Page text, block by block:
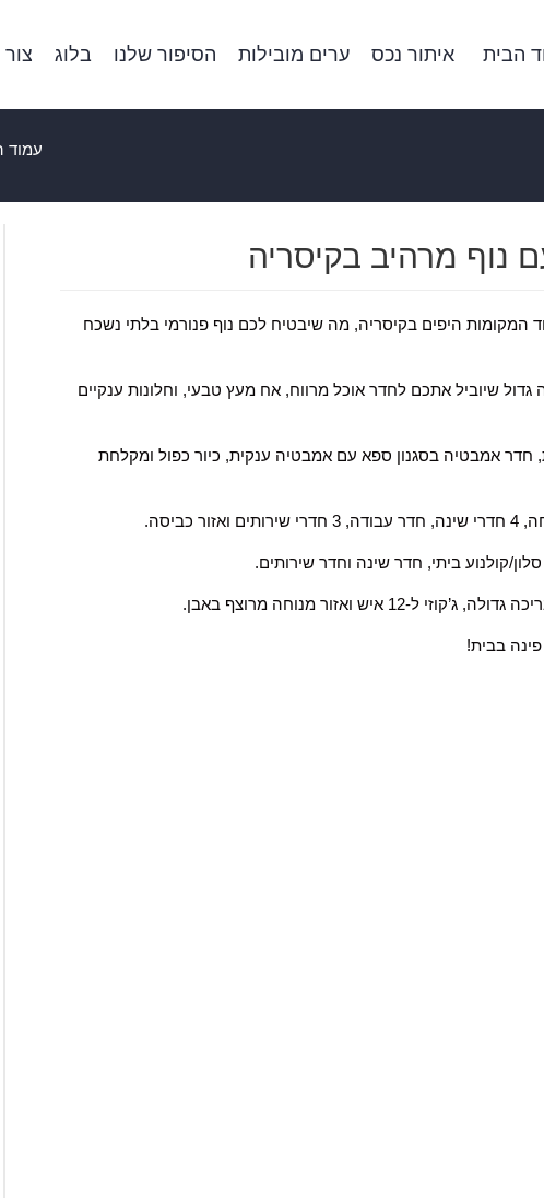
הבית איתור נכס ערים מובילות הסיפור שלנו בלוג
עמוד
נוף מרהיב בקיסריה
המקומות היפים בקיסריה, מה שיבטיח לכם נוף פנורמי בלתי נשכח
שיוביל אתכם לחדר אוכל מרווח, אח מעץ טבעי, וחלונות ענקיים
חדר אמבטיה בסגנון ספא עם אמבטיה ענקית, כיור כפול ומקלחת
קולנוע ביתי, חדר שינה וחדר שירותים.
איש ואזור מנוחה מרוצף באבן.
בבית!